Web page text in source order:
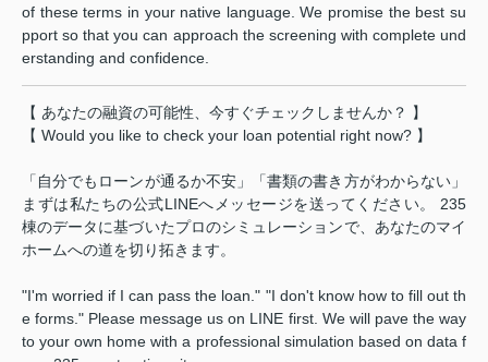
of these terms in your native language. We promise the best su
pport so that you can approach the screening with complete und
erstanding and confidence.
【 あなたの融資の可能性、今すぐチェックしませんか？ 】
【 Would you like to check your loan potential right now? 】
「自分でもローンが通るか不安」「書類の書き方がわからない」
まずは私たちの公式LINEへメッセージを送ってください。 235
棟のデータに基づいたプロのシミュレーションで、あなたのマイ
ホームへの道を切り拓きます。
"I'm worried if I can pass the loan." "I don't know how to fill out th
e forms." Please message us on LINE first. We will pave the way
to your own home with a professional simulation based on data f